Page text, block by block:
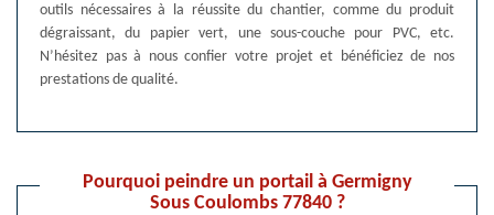
outils nécessaires à la réussite du chantier, comme du produit
dégraissant, du papier vert, une sous-couche pour PVC, etc.
N’hésitez pas à nous confier votre projet et bénéficiez de nos
prestations de qualité.
Pourquoi peindre un portail à Germigny
Sous Coulombs 77840 ?